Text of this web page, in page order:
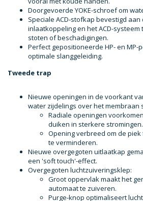
Doorgevoerde YOKE-schroef om
Speciale ACD-stofkap bevestigd
inlaatkoppeling en het ACD-
stoten of beschadigingen.
Perfect gepositioneerde HP- en MP-
optimale slanggeleiding.
Tweede trap
Nieuwe openingen in de voorkant
water zijdelings over het membraan
Radiale openingen
duiken in sterkere stromingen.
Opening verbreed om de
te verminderen.
Nieuwe overgegoten uitlaatkap
een 'soft touch'-effect.
Overgegoten luchtzuiveringsklep:
Groot oppervlak maakt het
automaat te zuiveren.
Purge-knop optimaliseert